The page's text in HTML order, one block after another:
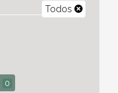
Todos
0